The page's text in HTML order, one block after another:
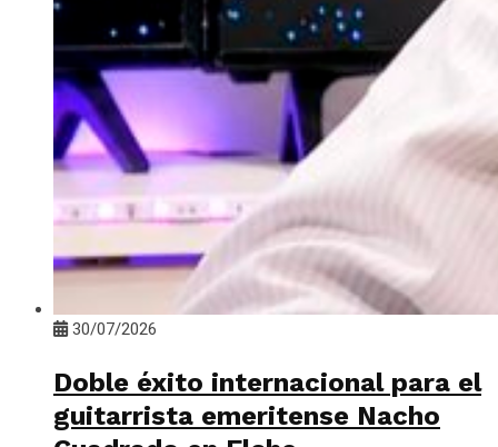
30/07/2026
Doble éxito internacional para el
guitarrista emeritense Nacho